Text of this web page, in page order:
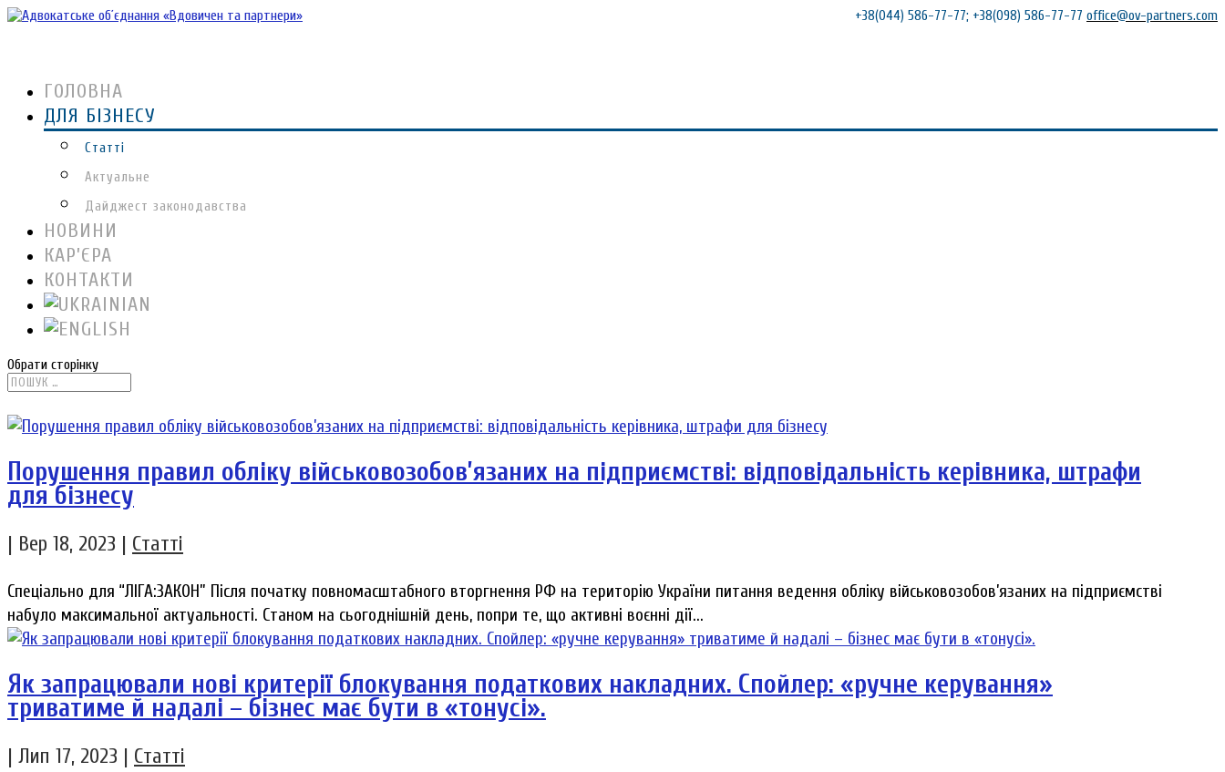
+38(044) 586-77-77; +38(098) 586-77-77 office@ov-partners.com
ГОЛОВНА
ДЛЯ БІЗНЕСУ
Статті
Актуальне
Дайджест законодавства
НОВИНИ
КАР’ЄРА
КОНТАКТИ
Обрати сторінку
Порушення правил обліку військовозобов’язаних на підприємстві: відповідальність керівника, штрафи
для бізнесу
| Вер 18, 2023 | Статті
Спеціально для “ЛІГА:ЗАКОН” Після початку повномасштабного вторгнення РФ на територію України питання ведення обліку військовозобов’язаних на підприємстві
набуло максимальної актуальності. Станом на сьогоднішній день, попри те, що активні воєнні дії...
Як запрацювали нові критерії блокування податкових накладних. Спойлер: «ручне керування»
триватиме й надалі – бізнес має бути в «тонусі».
| Лип 17, 2023 | Статті